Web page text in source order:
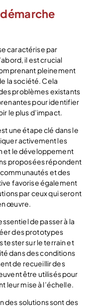
caractérise par
il est crucial
pleinement
la société. Cela
problèmes existants
pour identifier
le plus d’impact.
une étape clé dans le
activement les
et le développement
proposées répondent
et des
favorise également
par ceux qui seront
œuvre.
de passer à la
des prototypes
tester sur le terrain et
dans des conditions
de recueillir des
être utilisés pour
leur mise à l’échelle.
des solutions sont des